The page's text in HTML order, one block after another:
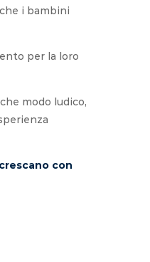
i bambini
per la loro
modo ludico,
con